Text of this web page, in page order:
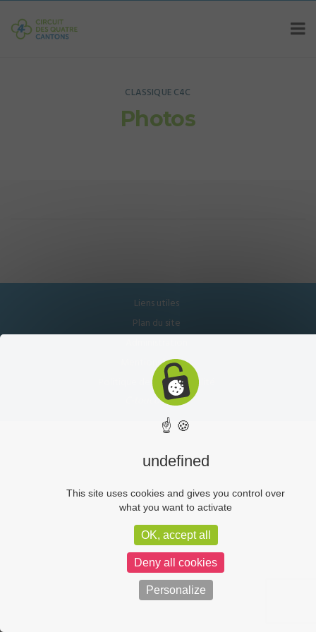
CLASSIQUE C4C
Photos
Liens utiles
Plan du site
Mentions légales
Politique de confidentialité
C-toucom web
☝ 🍪
undefined
This site uses cookies and gives you control over
what you want to activate
OK, accept all
Deny all cookies
Personalize